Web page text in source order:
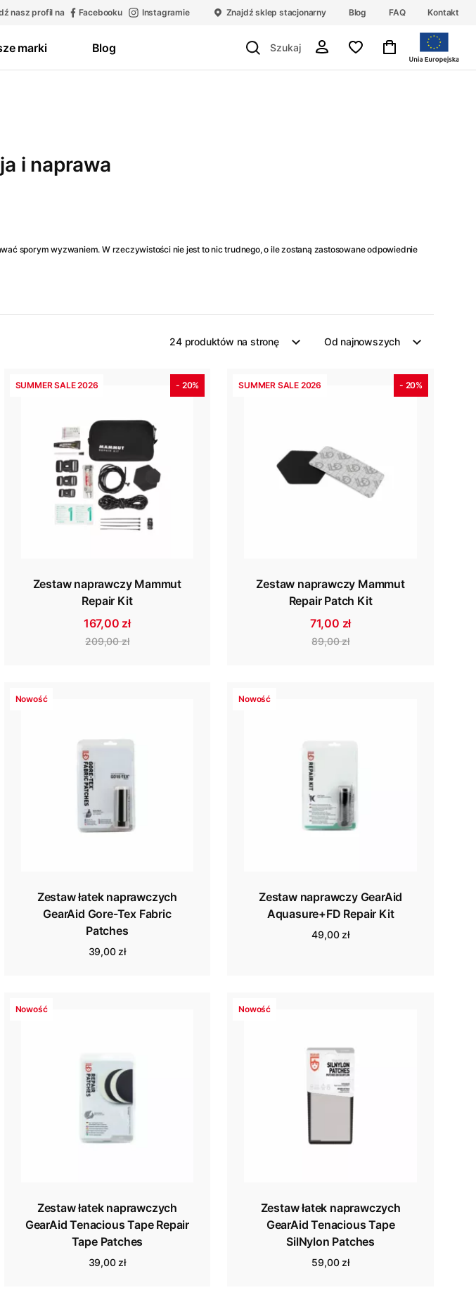
nasz profil na Facebooku Instagramie Znajdź sklep stacjonarny Blog FAQ Kontakt
marki Blog
i naprawa
sporym wyzwaniem. W rzeczywistości nie jest to nic trudnego, o ile zostaną zastosowane odpowiednie
24 produktów na stronę Od najnowszych
SUMMER SALE 2026 - 20%
Zestaw naprawczy Mammut
Repair Kit
167,00 zł
209,00 zł
SUMMER SALE 2026 - 20%
Zestaw naprawczy Mammut
Repair Patch Kit
71,00 zł
89,00 zł
Nowość
Zestaw łatek naprawczych
GearAid Gore-Tex Fabric
Patches
39,00 zł
Nowość
Zestaw naprawczy GearAid
Aquasure+FD Repair Kit
49,00 zł
Nowość
Zestaw łatek naprawczych
GearAid Tenacious Tape Repair
Tape Patches
39,00 zł
Nowość
Zestaw łatek naprawczych
GearAid Tenacious Tape
SilNylon Patches
59,00 zł